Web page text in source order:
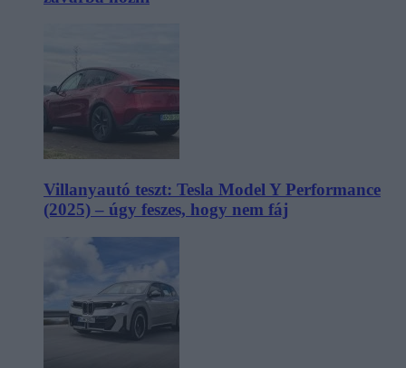
Villanyautó teszt: Tesla Model Y Performance
(2025) – úgy feszes, hogy nem fáj